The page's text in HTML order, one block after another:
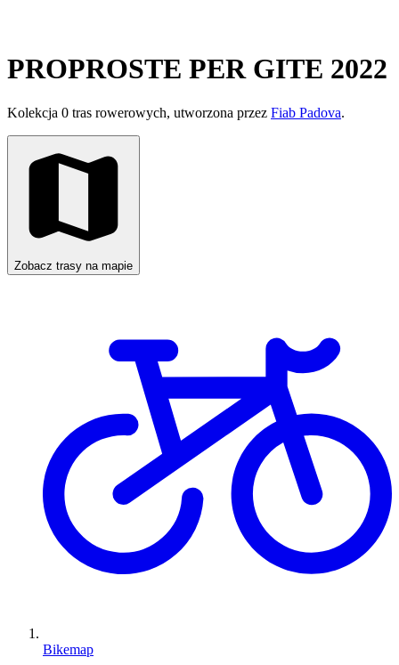
PROPROSTE PER GITE 2022
Kolekcja 0 tras rowerowych, utworzona przez Fiab Padova.
Zobacz trasy na mapie
Bikemap